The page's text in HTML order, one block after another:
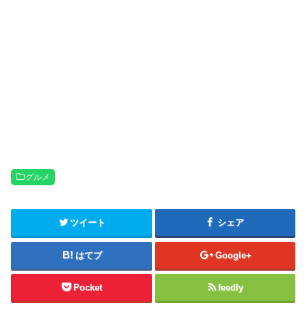
グルメ
ツイート シェア
はてブ Google+
Pocket feedly